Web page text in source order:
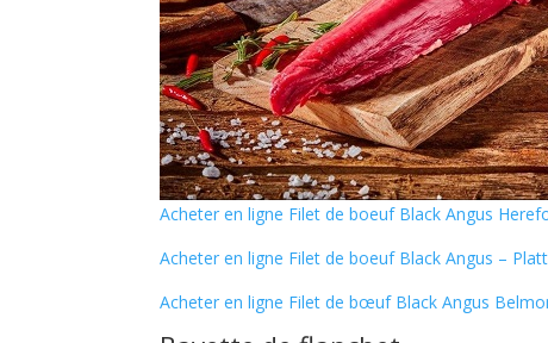
Acheter en ligne Filet de boeuf Black Angus
Acheter en ligne Filet de boeuf Black Angus –
Acheter en ligne Filet de bœuf Black Angus